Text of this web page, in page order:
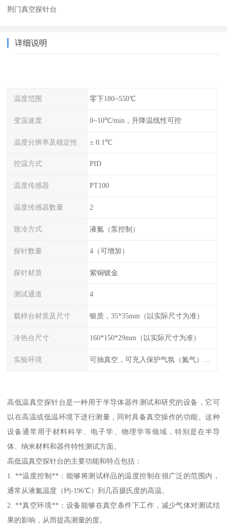
荆门真空探针台
详细说明
温度范围 零下180~550℃
变温速度 0~10℃/min，升降温线性可控
温度分辨率及稳定性 ± 0.1℃
控温方式 PID
温度传感器 PT100
温度传感器数量 2
致冷方式 液氮（泵控制）
探针数量 4（可增加）
探针材质 紫铜镀金
测试通道 4
载样台材质及尺寸 银质，35*35mm（以实际尺寸为准）
冷热台尺寸 160*150*29mm（以实际尺寸为准）
实验环境
高低温真空探针台是一种用于半导体器件测试和研究的设备，它可
以在高温或低温环境下进行测量，同时具备真空操作的功能。这种
设备通常用于材料科学、电子学、物理学等领域，特别是在半导
体、纳米材料和器件特性测试方面。
高低温真空探针台的主要功能和特点包括：
1. **温度控制**：能够将测试样品的温度控制在很广泛的范围内，
通常从液氮温度（约-196℃）到几百摄氏度的高温。
2. **真空环境**：设备能够在真空条件下工作，减少气体对测试结
果的影响，从而提高测量的度。